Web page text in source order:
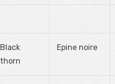
Black
thorn
Epine noire